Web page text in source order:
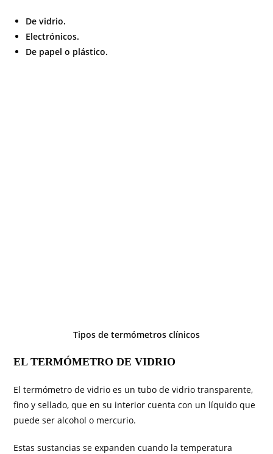
De vidrio.
Electrónicos.
De papel o plástico.
Tipos de termómetros clínicos
EL TERMÓMETRO DE VIDRIO
El termómetro de vidrio es un tubo de vidrio transparente,
fino y sellado, que en su interior cuenta con un líquido que
puede ser alcohol o mercurio.
Estas sustancias se expanden cuando la temperatura